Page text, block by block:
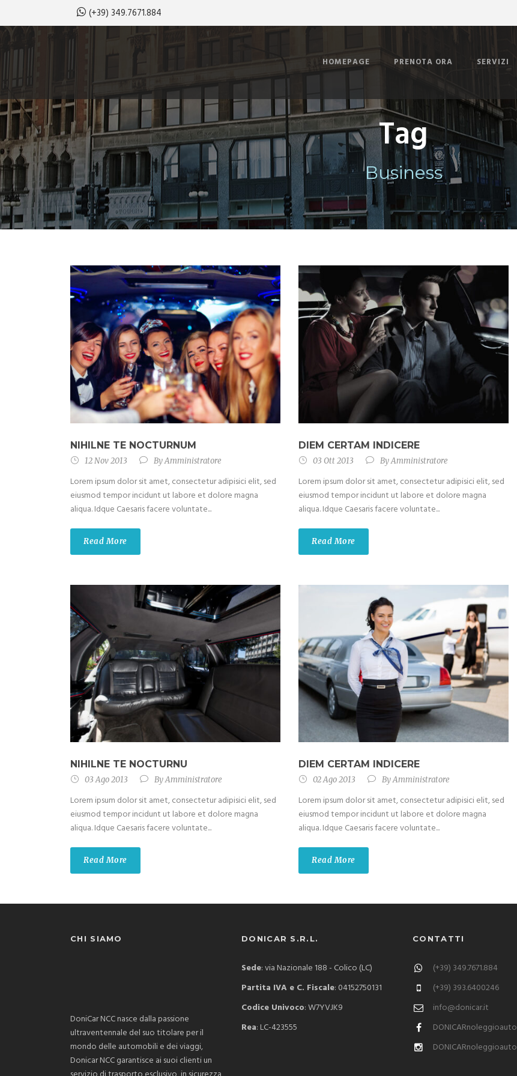
(+39) 349.7671.884
HOMEPAGE PRENOTA ORA SERVIZI
Tag
Business
NIHILNE TE NOCTURNUM
12 Nov 2013 ByAmministratore
Lorem ipsum dolor sit amet, consectetur adipisici elit, sed
eiusmod tempor incidunt ut labore et dolore magna
aliqua. Idque Caesaris facere voluntate...
Read More
DIEM CERTAM INDICERE
03 Ott 2013 ByAmministratore
Lorem ipsum dolor sit amet, consectetur adipisici elit, sed
eiusmod tempor incidunt ut labore et dolore magna
aliqua. Idque Caesaris facere voluntate...
Read More
NIHILNE TE NOCTURNU
03 Ago 2013 ByAmministratore
Lorem ipsum dolor sit amet, consectetur adipisici elit, sed
eiusmod tempor incidunt ut labore et dolore magna
aliqua. Idque Caesaris facere voluntate...
Read More
DIEM CERTAM INDICERE
02 Ago 2013 ByAmministratore
Lorem ipsum dolor sit amet, consectetur adipisici elit, sed
eiusmod tempor incidunt ut labore et dolore magna
aliqua. Idque Caesaris facere voluntate...
Read More
CHI SIAMO
DoniCar NCC nasce dalla passione
ultraventennale del suo titolare per il
mondo delle automobili e dei viaggi,
Donicar NCC garantisce ai suoi clienti un
DONICAR S.R.L.
Sede: via Nazionale 188 - Colico (LC)
Partita IVA e C. Fiscale: 04152750131
Codice Univoco: W7YVJK9
Rea: LC-423555
CONTATTI
(+39) 349.7671.884
(+39) 393.6400246
info@donicar.it
DONICARnoleggioauto
DONICARnoleggioauto